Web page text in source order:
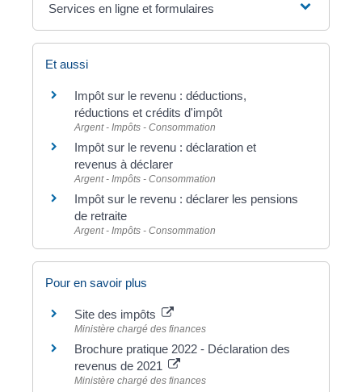
Services en ligne et formulaires
Et aussi
Impôt sur le revenu : déductions,
réductions et crédits d'impôt
Argent - Impôts - Consommation
Impôt sur le revenu : déclaration et
revenus à déclarer
Argent - Impôts - Consommation
Impôt sur le revenu : déclarer les pensions
de retraite
Argent - Impôts - Consommation
Pour en savoir plus
Site des impôts
Ministère chargé des finances
Brochure pratique 2022 - Déclaration des
revenus de 2021
Ministère chargé des finances